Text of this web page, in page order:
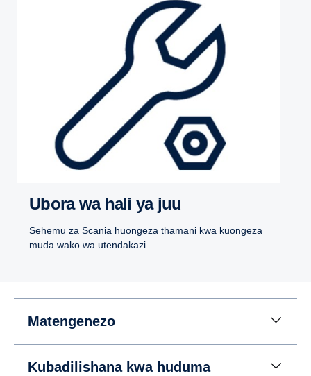
Ubora wa hali ya juu
Sehemu za Scania huongeza thamani kwa kuongeza
muda wako wa utendakazi.
Matengenezo
Kubadilishana kwa huduma